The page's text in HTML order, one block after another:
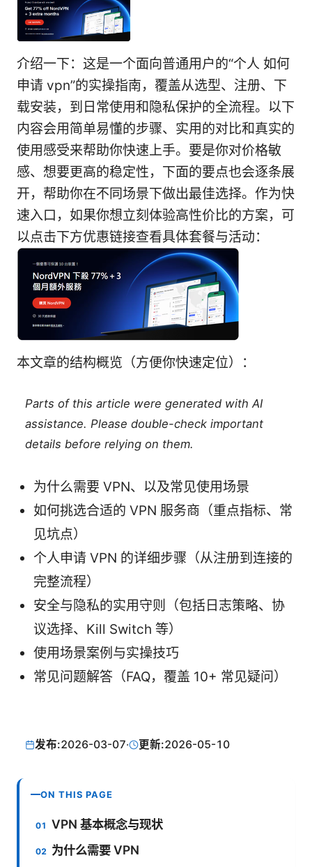
介绍一下：这是一个面向普通用户的“个人 如何
申请 vpn”的实操指南，覆盖从选型、注册、下
载安装，到日常使用和隐私保护的全流程。以下
内容会用简单易懂的步骤、实用的对比和真实的
使用感受来帮助你快速上手。要是你对价格敏
感、想要更高的稳定性，下面的要点也会逐条展
开，帮助你在不同场景下做出最佳选择。作为快
速入口，如果你想立刻体验高性价比的方案，可
以点击下方优惠链接查看具体套餐与活动：
本文章的结构概览（方便你快速定位）：
Parts of this article were generated with AI
assistance. Please double-check important
details before relying on them.
为什么需要 VPN、以及常见使用场景
如何挑选合适的 VPN 服务商（重点指标、常
见坑点）
个人申请 VPN 的详细步骤（从注册到连接的
完整流程）
安全与隐私的实用守则（包括日志策略、协
议选择、Kill Switch 等）
使用场景案例与实操技巧
常见问题解答（FAQ，覆盖 10+ 常见疑问）
发布:2026-03-07· 更新:2026-05-10
ON THIS PAGE
VPN 基本概念与现状
为什么需要 VPN